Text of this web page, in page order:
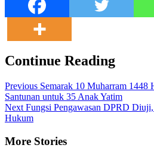
Continue Reading
Previous Semarak 10 Muharram
Santunan untuk 35 Anak Yatim
Next Fungsi Pengawasan DPRD
Hukum
More Stories